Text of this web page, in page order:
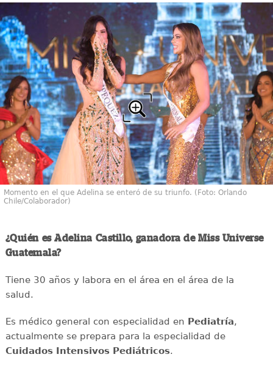
Momento en el que Adelina se enteró de su triunfo. (Foto: Orlando
Chile/Colaborador)
¿Quién es Adelina Castillo, ganadora de Miss Universe
Guatemala?
Tiene 30 años y labora en el área en el área de la
salud.
Es médico general con especialidad en Pediatría,
actualmente se prepara para la especialidad de
Cuidados Intensivos Pediátricos.